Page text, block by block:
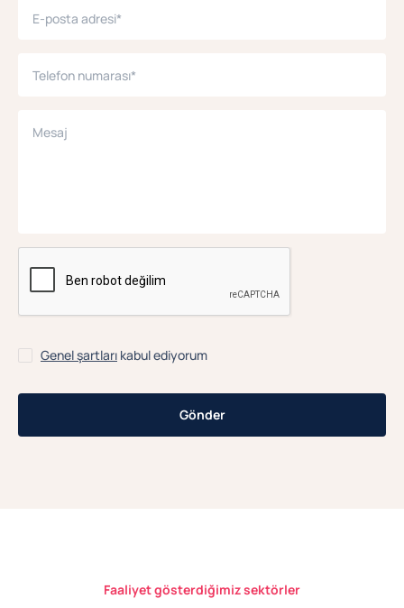
E-posta adresi*
Telefon numarası*
Mesaj
Genel şartları kabul ediyorum
Faaliyet gösterdiğimiz sektörler